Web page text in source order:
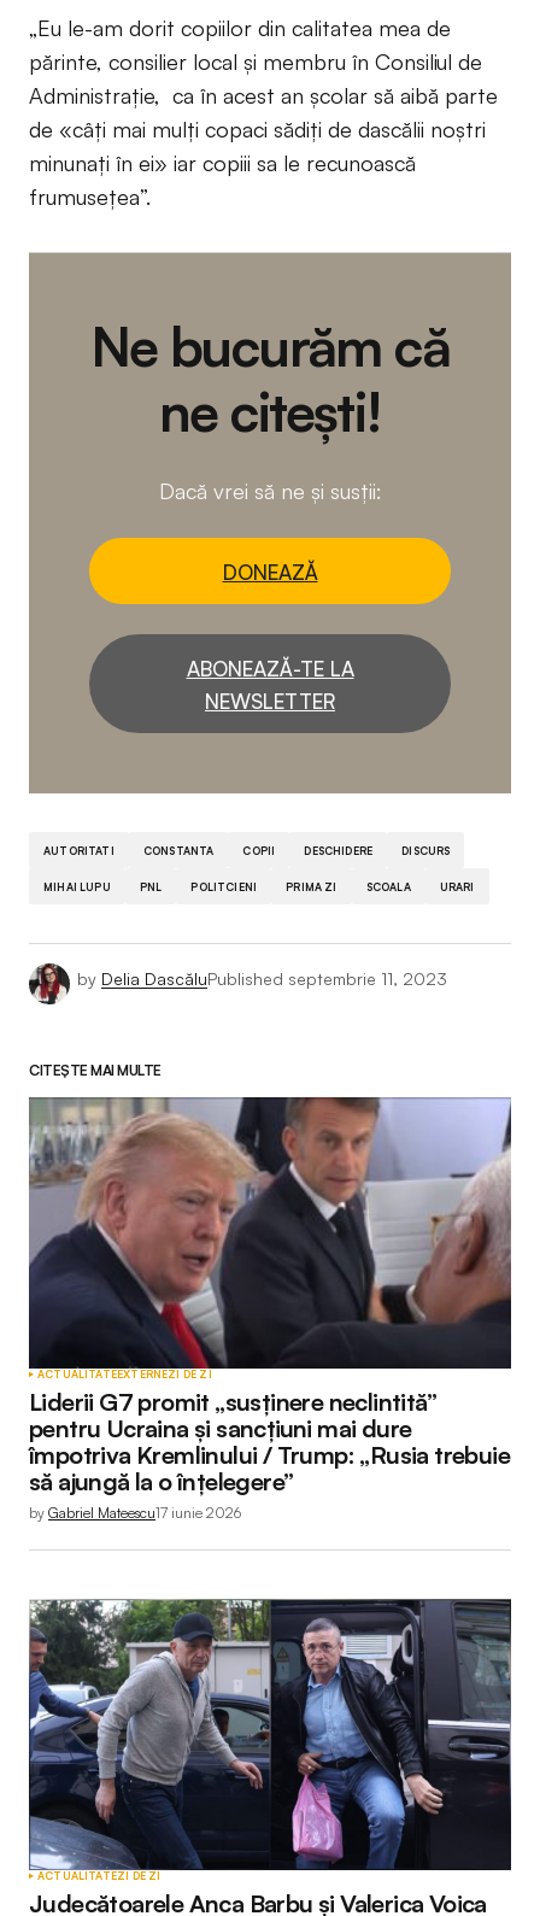
„Eu le-am dorit copiilor din calitatea mea de
părinte, consilier local și membru în Consiliul de
Administrație, ca în acest an școlar să aibă parte
de «câți mai mulți copaci sădiți de dascălii noștri
minunați în ei» iar copiii sa le recunoască
frumusețea”.
Ne bucurăm că
ne citești!
Dacă vrei să ne și susții:
DONEAZĂ
ABONEAZĂ-TE LA
NEWSLETTER
AUTORITATI CONSTANTA COPII DESCHIDERE DISCURS
MIHAI LUPU PNL POLITCIENI PRIMA ZI SCOALA URARI
by Delia DascăluPublished septembrie 11, 2023
CITEȘTE MAI MULTE
ACTUALITATEEXTERNEZI DE ZI
Liderii G7 promit „susținere neclintită”
pentru Ucraina și sancțiuni mai dure
împotriva Kremlinului / Trump: „Rusia trebuie
să ajungă la o înțelegere”
by Gabriel Mateescu17 iunie 2026
ACTUALITATEZI DE ZI
Judecătoarele Anca Barbu și Valerica Voica